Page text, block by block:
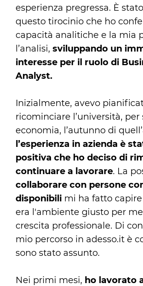
esperienza pregressa. È
questo tirocinio che ho
capacità analitiche e la mia
l’analisi, sviluppando un
interesse per il ruolo di
Analyst.
Inizialmente, avevo
ricominciare l’università, per
economia, l’autunno di
l’esperienza in azienda è
positiva che ho deciso di
continuare a lavorare. La
collaborare con persone
disponibili mi ha fatto
era l'ambiente giusto per
crescita professionale. Di
mio percorso in adesso.it è
sono stato assunto.
Nei primi mesi, ho lavorato